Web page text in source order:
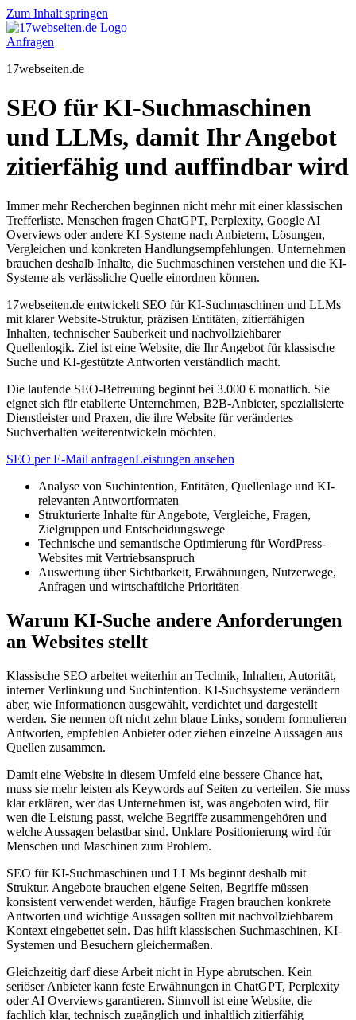
Zum Inhalt springen
Anfragen
17webseiten.de
SEO für KI-Suchmaschinen
und LLMs, damit Ihr Angebot
zitierfähig und auffindbar wird
Immer mehr Recherchen beginnen nicht mehr mit einer klassischen
Trefferliste. Menschen fragen ChatGPT, Perplexity, Google AI
Overviews oder andere KI-Systeme nach Anbietern, Lösungen,
Vergleichen und konkreten Handlungsempfehlungen. Unternehmen
brauchen deshalb Inhalte, die Suchmaschinen verstehen und die KI-
Systeme als verlässliche Quelle einordnen können.
17webseiten.de entwickelt SEO für KI-Suchmaschinen und LLMs
mit klarer Website-Struktur, präzisen Entitäten, zitierfähigen
Inhalten, technischer Sauberkeit und nachvollziehbarer
Quellenlogik. Ziel ist eine Website, die Ihr Angebot für klassische
Suche und KI-gestützte Antworten verständlich macht.
Die laufende SEO-Betreuung beginnt bei 3.000 € monatlich. Sie
eignet sich für etablierte Unternehmen, B2B-Anbieter, spezialisierte
Dienstleister und Praxen, die ihre Website für verändertes
Suchverhalten weiterentwickeln möchten.
SEO per E-Mail anfragenLeistungen ansehen
Analyse von Suchintention, Entitäten, Quellenlage und KI-
relevanten Antwortformaten
Strukturierte Inhalte für Angebote, Vergleiche, Fragen,
Zielgruppen und Entscheidungswege
Technische und semantische Optimierung für WordPress-
Websites mit Vertriebsanspruch
Auswertung über Sichtbarkeit, Erwähnungen, Nutzerwege,
Anfragen und wirtschaftliche Prioritäten
Warum KI-Suche andere Anforderungen
an Websites stellt
Klassische SEO arbeitet weiterhin an Technik, Inhalten, Autorität,
interner Verlinkung und Suchintention. KI-Suchsysteme verändern
aber, wie Informationen ausgewählt, verdichtet und dargestellt
werden. Sie nennen oft nicht zehn blaue Links, sondern formulieren
Antworten, empfehlen Anbieter oder ziehen einzelne Aussagen aus
Quellen zusammen.
Damit eine Website in diesem Umfeld eine bessere Chance hat,
muss sie mehr leisten als Keywords auf Seiten zu verteilen. Sie muss
klar erklären, wer das Unternehmen ist, was angeboten wird, für
wen die Leistung passt, welche Begriffe zusammengehören und
welche Aussagen belastbar sind. Unklare Positionierung wird für
Menschen und Maschinen zum Problem.
SEO für KI-Suchmaschinen und LLMs beginnt deshalb mit
Struktur. Angebote brauchen eigene Seiten, Begriffe müssen
konsistent verwendet werden, häufige Fragen brauchen konkrete
Antworten und wichtige Aussagen sollten mit nachvollziehbarem
Kontext eingebettet sein. Das hilft klassischen Suchmaschinen, KI-
Systemen und Besuchern gleichermaßen.
Gleichzeitig darf diese Arbeit nicht in Hype abrutschen. Kein
seriöser Anbieter kann feste Erwähnungen in ChatGPT, Perplexity
oder AI Overviews garantieren. Sinnvoll ist eine Website, die
fachlich klar, technisch zugänglich und inhaltlich zitierfähig